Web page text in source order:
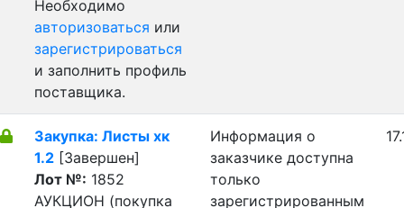
Необходимо
авторизоваться или
зарегистрироваться
и заполнить профиль
поставщика.
Закупка: Листы хк
1.2 [Завершен]
Лот №: 1852
АУКЦИОН (покупка
Информация о
заказчике доступна
только
зарегистрированным